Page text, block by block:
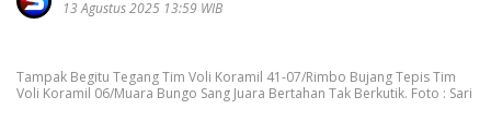
13 Agustus 2025 13:59 WIB
Tampak Begitu Tegang Tim Voli Koramil 41-07/Rimbo Bujang Tepis Tim
Voli Koramil 06/Muara Bungo Sang Juara Bertahan Tak Berkutik. Foto : Sari